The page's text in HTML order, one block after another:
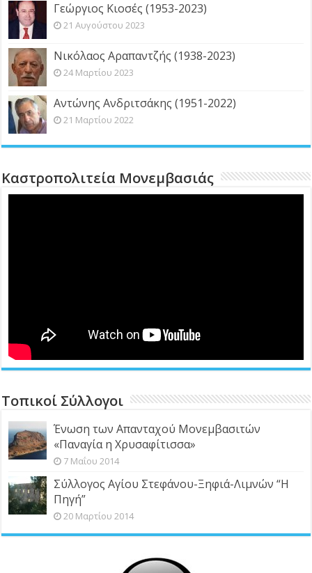
Γεώργιος Κιοσές (1953-2023)
21 Αυγούστου 2023
Νικόλαος Αραπαντζής (1938-2023)
24 Μαρτίου 2023
Αντώνης Ανδριτσάκης (1951-2022)
21 Μαρτίου 2022
Καστροπολιτεία Μονεμβασιάς
Τοπικοί Σύλλογοι
Ένωση των Απανταχού Μονεμβασιτών
«Παναγία η Χρυσαφίτισσα»
7 Μαΐου 2014
Σύλλογος Αγίου Στεφάνου-Ξηφιά-Λιμνών “Η
Πηγή”
20 Μαρτίου 2014